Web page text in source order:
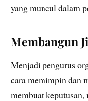
yang muncul dalam
Membangun
Menjadi pengurus
cara memimpin dan
membuat keputusan,